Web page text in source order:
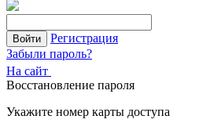
Войти
Регистрация
Забыли пароль?
На сайт
Восстановление пароля
Укажите номер карты доступа